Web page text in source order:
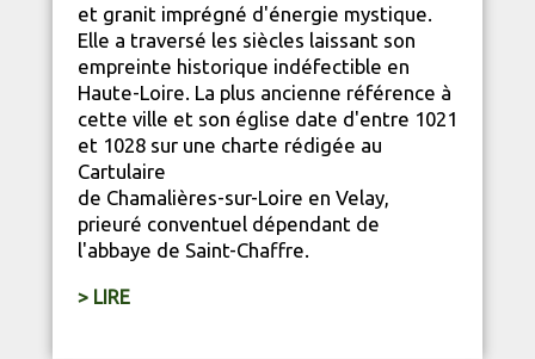
et granit imprégné d'énergie mystique.
Elle a traversé les siècles laissant son
empreinte historique indéfectible en
Haute-Loire. La plus ancienne référence à
cette ville et son église date d'entre 1021
et 1028 sur une charte rédigée au
Cartulaire
de Chamalières-sur-Loire en Velay,
prieuré conventuel dépendant de
l'abbaye de Saint-Chaffre.
> LIRE